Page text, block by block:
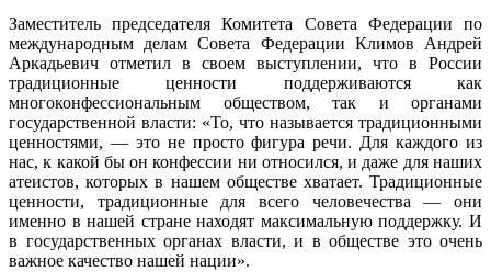
Заместитель председателя Комитета Совета Федерации по
международным делам Совета Федерации Климов Андрей
Аркадьевич отметил в своем выступлении, что в России
традиционные ценности поддерживаются как
многоконфессиональным обществом, так и органами
государственной власти: «То, что называется традиционными
ценностями, — это не просто фигура речи. Для каждого из
нас, к какой бы он конфессии ни относился, и даже для наших
атеистов, которых в нашем обществе хватает. Традиционные
ценности, традиционные для всего человечества — они
именно в нашей стране находят максимальную поддержку. И
в государственных органах власти, и в обществе это очень
важное качество нашей нации».